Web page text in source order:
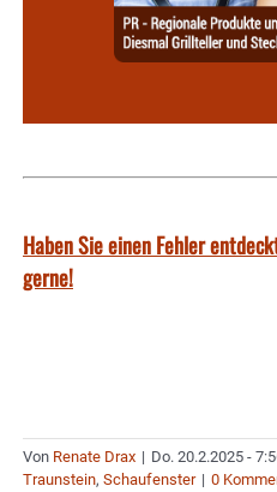
Haben Sie einen Fehler
gerne!
Von Renate Drax | Do. 20.2.2025 -
Traunstein, Schaufenster | 0